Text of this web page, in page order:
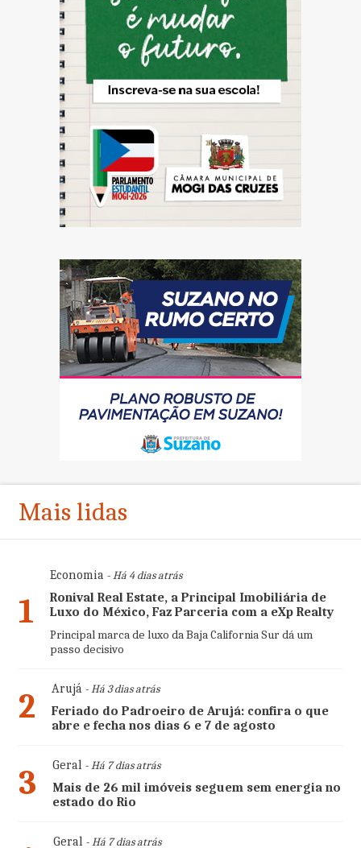
Mais lidas
1
Economia- Há 4 dias atrás
Ronival Real Estate, a Principal Imobiliária de
Luxo do México, Faz Parceria com a eXp Realty
Principal marca de luxo da Baja California Sur dá um
passo decisivo
2 Arujá- Há 3 dias atrás
Feriado do Padroeiro de Arujá: confira o que
abre e fecha nos dias 6 e 7 de agosto
3 Geral- Há 7 dias atrás
Mais de 26 mil imóveis seguem sem energia no
estado do Rio
Geral- Há 7 dias atrás